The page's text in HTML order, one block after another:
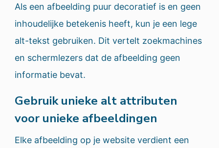
Als een afbeelding puur decoratief is en geen
inhoudelijke betekenis heeft, kun je een lege
alt-tekst gebruiken. Dit vertelt zoekmachines
en schermlezers dat de afbeelding geen
informatie bevat.
Gebruik unieke alt attributen
voor unieke afbeeldingen
Elke afbeelding op je website verdient een